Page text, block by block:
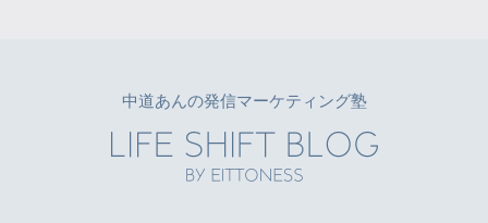
中道あんの発信マーケティング塾